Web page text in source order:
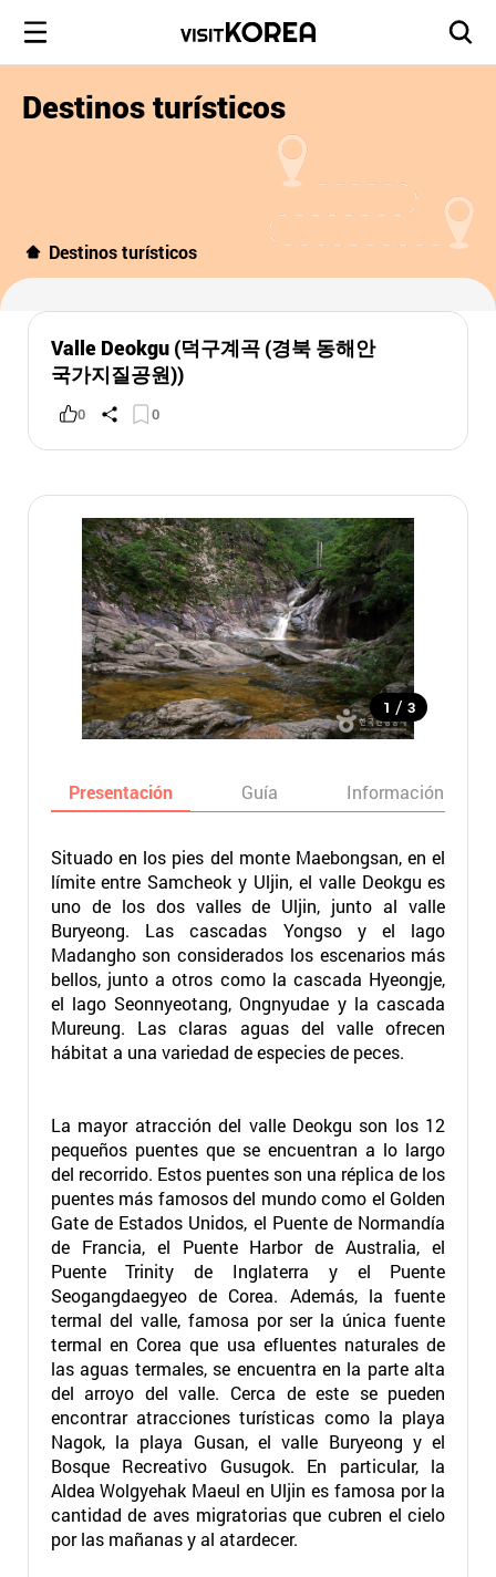
Destinos turísticos
Destinos turísticos
Valle Deokgu (덕구계곡 (경북 동해안
국가지질공원))
0 0
1 / 3
Presentación Guía Información
Situado en los pies del monte Maebongsan, en el
límite entre Samcheok y Uljin, el valle Deokgu es
uno de los dos valles de Uljin, junto al valle
Buryeong. Las cascadas Yongso y el lago
Madangho son considerados los escenarios más
bellos, junto a otros como la cascada Hyeongje,
el lago Seonnyeotang, Ongnyudae y la cascada
Mureung. Las claras aguas del valle ofrecen
hábitat a una variedad de especies de peces.
La mayor atracción del valle Deokgu son los 12
pequeños puentes que se encuentran a lo largo
del recorrido. Estos puentes son una réplica de los
puentes más famosos del mundo como el Golden
Gate de Estados Unidos, el Puente de Normandía
de Francia, el Puente Harbor de Australia, el
Puente Trinity de Inglaterra y el Puente
Seogangdaegyeo de Corea. Además, la fuente
termal del valle, famosa por ser la única fuente
termal en Corea que usa efluentes naturales de
las aguas termales, se encuentra en la parte alta
del arroyo del valle. Cerca de este se pueden
encontrar atracciones turísticas como la playa
Nagok, la playa Gusan, el valle Buryeong y el
Bosque Recreativo Gusugok. En particular, la
Aldea Wolgyehak Maeul en Uljin es famosa por la
cantidad de aves migratorias que cubren el cielo
por las mañanas y al atardecer.